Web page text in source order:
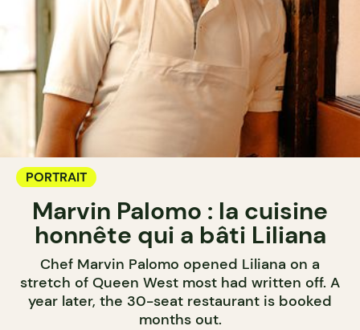
PORTRAIT
Marvin Palomo : la cuisine
honnête qui a bâti Liliana
Chef Marvin Palomo opened Liliana on a
stretch of Queen West most had written off. A
year later, the 30-seat restaurant is booked
months out.